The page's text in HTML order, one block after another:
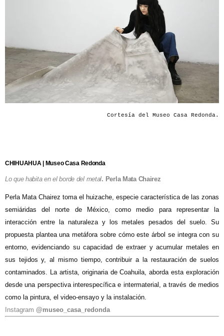
Cortesía del Museo Casa Redonda.
CHIHUAHUA | Museo Casa Redonda
Lo que habita en el borde del metal. Perla Mata Chairez
Perla Mata Chairez toma el huizache, especie característica de las zonas
semiáridas del norte de México, como medio para representar la
interacción entre la naturaleza y los metales pesados del suelo. Su
propuesta plantea una metáfora sobre cómo este árbol se integra con su
entorno, evidenciando su capacidad de extraer y acumular metales en
sus tejidos y, al mismo tiempo, contribuir a la restauración de suelos
contaminados. La artista, originaria de Coahuila, aborda esta exploración
desde una perspectiva interespecífica e intermaterial, a través de medios
como la pintura, el video-ensayo y la instalación.
Instagram @museo_casa_redonda